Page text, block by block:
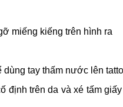
miếng kiếng trên hình ra
tay thấm nước lên
định trên da và xé tấm